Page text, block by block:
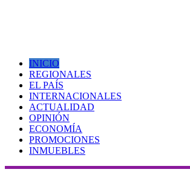
INICIO
REGIONALES
EL PAÍS
INTERNACIONALES
ACTUALIDAD
OPINIÓN
ECONOMÍA
PROMOCIONES
INMUEBLES